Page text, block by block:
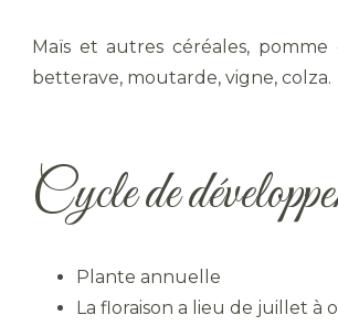
Maïs et autres céréales, pomme
betterave, moutarde, vigne, colza.
Cycle de
Plante annuelle
La floraison a lieu de juillet à